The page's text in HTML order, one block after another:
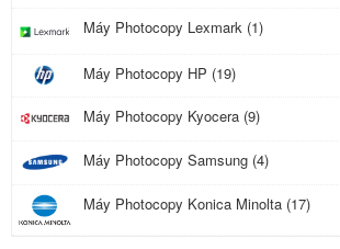
Máy Photocopy Lexmark (1)
Máy Photocopy HP (19)
Máy Photocopy Kyocera (9)
Máy Photocopy Samsung (4)
Máy Photocopy Konica Minolta (17)